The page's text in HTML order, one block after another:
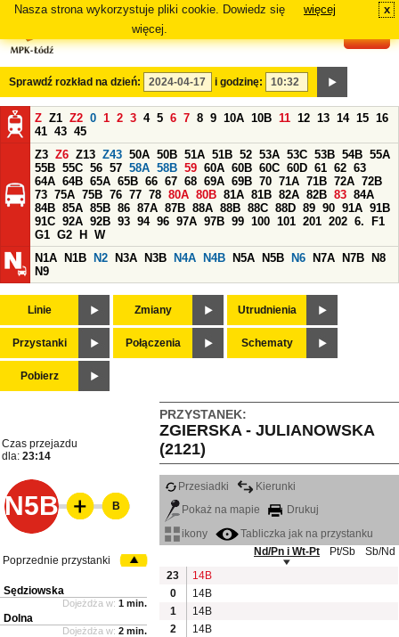
Nasza strona wykorzystuje pliki cookie. Dowiedz się
więcej.
więcej x
Sprawdź rozkład na dzień: i godzinę:
Z Z1 Z2 0 1 2 3 4 5 6 7 8 9 10A 10B 11 12 13 14 15 16
41 43 45
Z3 Z6 Z13 Z43 50A 50B 51A 51B 52 53A 53C 53B 54B 55A
55B 55C 56 57 58A 58B 59 60A 60B 60C 60D 61 62 63
64A 64B 65A 65B 66 67 68 69A 69B 70 71A 71B 72A 72B
73 75A 75B 76 77 78 80A 80B 81A 81B 82A 82B 83 84A
84B 85A 85B 86 87A 87B 88A 88B 88C 88D 89 90 91A 91B
91C 92A 92B 93 94 96 97A 97B 99 100 101 201 202 6.
F1
G1 G2 H
W
N1A
N1B N2 N3A N3B N4A N4B N5A N5B N6 N7A N7B
N8
N9
Linie Zmiany Utrudnienia
Przystanki Połączenia Schematy
Pobierz
PRZYSTANEK:
ZGIERSKA - JULIANOWSKA
(2121)
Czas przejazdu
dla: 23:14
N5B
Przesiadki
Kierunki
Pokaż na mapie
Drukuj
ikony
Tabliczka jak na przystanku
Nd/Pn i Wt-Pt
Pt/Sb
Sb/Nd
23
14B
0
14B
1
14B
2
14B
B
Poprzednie przystanki
Sędziowska
Dojeżdża w: 1 min.
Dolna
Dojeżdża w: 2 min.